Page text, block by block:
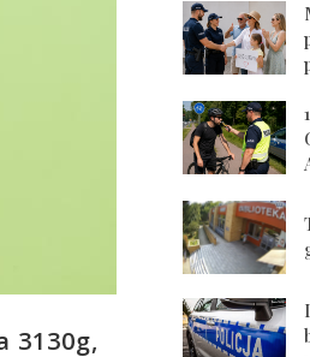
3130g,